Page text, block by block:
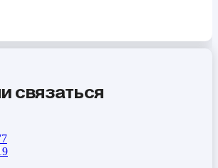
связаться